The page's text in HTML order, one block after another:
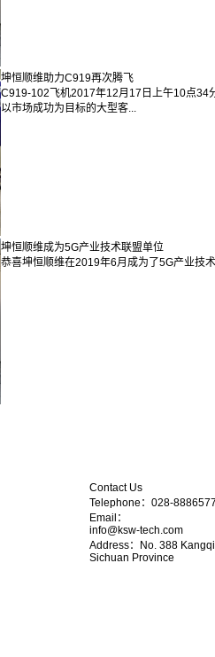
坤恒顺维助力C919再次腾飞
C919-102飞机2017年12月17日上午10点34
以市场成功为目标的大型客...
坤恒顺维成为5G产业技术联盟单位
恭喜坤恒顺维在2019年6月成为了5G产业技
Contact Us
Telephone：028-
Email：
info@ksw-tech.com
Address：No. 388
Sichuan Province